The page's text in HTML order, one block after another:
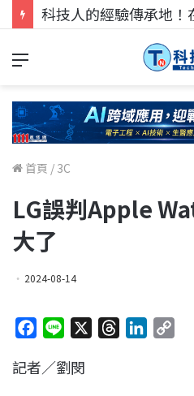
科技人找工作，就到
首頁 / 3C
LG誤判Apple
大了
2024-08-14
c
n
記者／劉閔